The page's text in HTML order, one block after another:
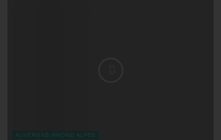
AUVERGNE-RHONE-ALPES